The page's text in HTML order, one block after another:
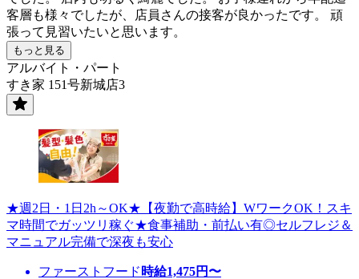
客層も様々でしたが、店員さんの接客が良かったです。 頑
張って見習いたいと思います。
もっと見る
アルバイト・パート
すき家 151号新城店3
★週2日・1日2h～OK★【夜勤で高時給】WワークOK！スキ
マ時間でガッツリ稼ぐ★食事補助・前払い有◎セルフレジ＆
マニュアル完備で深夜も安心
ファーストフード 時給1,475円〜